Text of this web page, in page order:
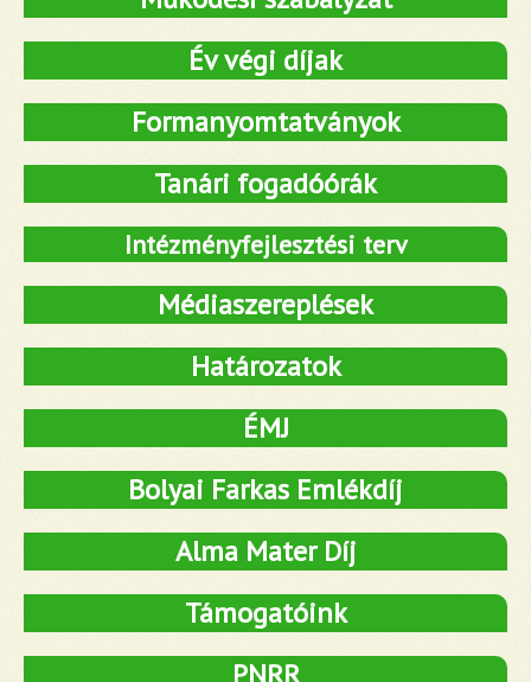
Év végi díjak
Formanyomtatványok
Tanári fogadóórák
Intézményfejlesztési terv
Médiaszereplések
Határozatok
ÉMJ
Bolyai Farkas Emlékdíj
Alma Mater Díj
Támogatóink
PNRR